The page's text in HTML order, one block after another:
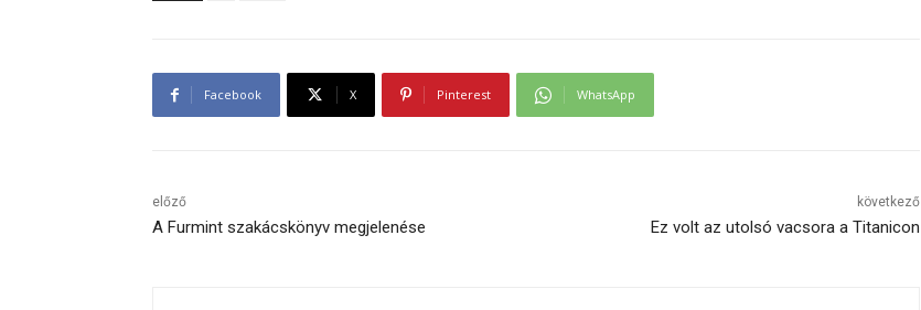
Facebook X Pinterest WhatsApp
előző
A Furmint szakácskönyv megjelenése
következő
Ez volt az utolsó vacsora a Titanicon